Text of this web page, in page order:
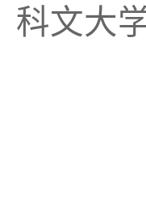
科文大